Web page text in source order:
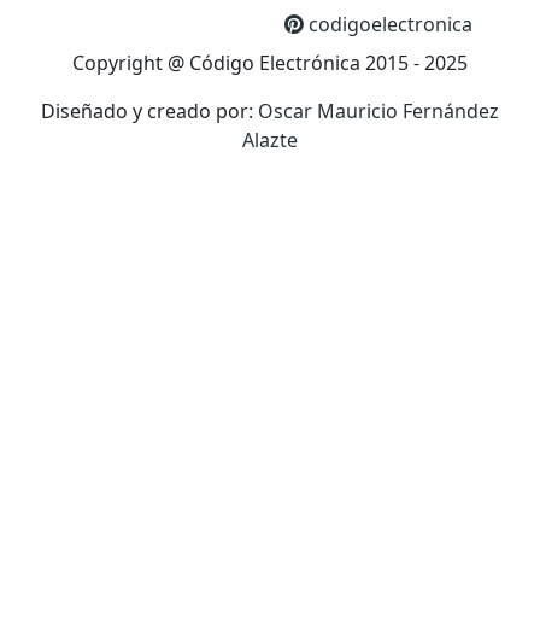
codigoelectronica
Copyright @ Código Electrónica 2015 - 2025
Diseñado y creado por: Oscar Mauricio Fernández
Alazte